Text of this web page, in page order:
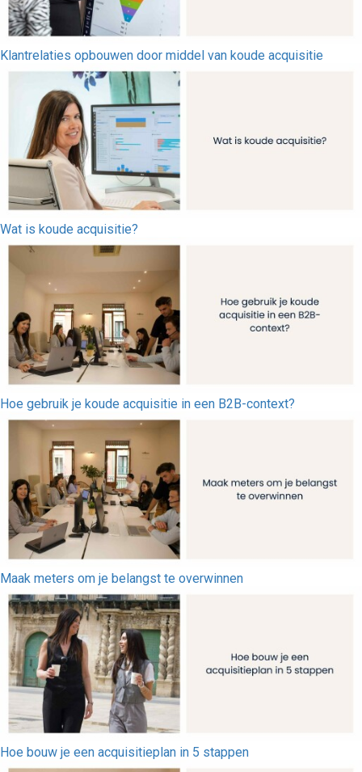
Klantrelaties opbouwen door middel van koude acquisitie
Wat is koude acquisitie?
Hoe gebruik je koude acquisitie in een B2B-context?
Maak meters om je belangst te overwinnen
Hoe bouw je een acquisitieplan in 5 stappen